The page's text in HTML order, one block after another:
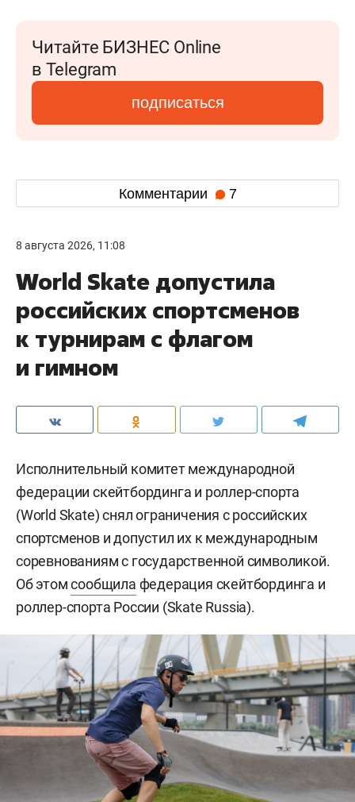
Читайте БИЗНЕС Online
в Telegram
подписаться
Комментарии 7
8 августа 2026, 11:08
World Skate допустила
российских спортсменов
к турнирам с флагом
и гимном
Исполнительный комитет международной
федерации скейтбординга и роллер-спорта
(World Skate) снял ограничения с российских
спортсменов и допустил их к международным
соревнованиям с государственной символикой.
Об этомсообщила федерация скейтбординга и
роллер-спорта России (Skate Russia).